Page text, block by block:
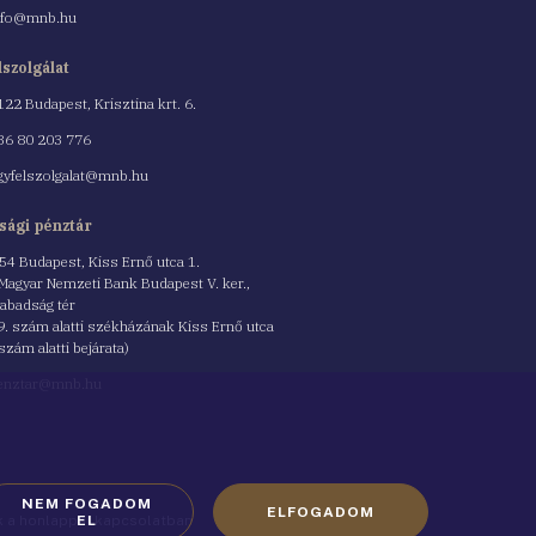
Budapest, Krisztina krt. 6.
80 203 776
pénztár
Budapest, Kiss Ernő utca 1.
Nemzeti Bank Budapest V. ker.,
tér
szám alatti székházának Kiss Ernő utca
alatti bejárata)
a honlappal kapcsolatban
NEM FOGADOM
EL
ELFOGADOM